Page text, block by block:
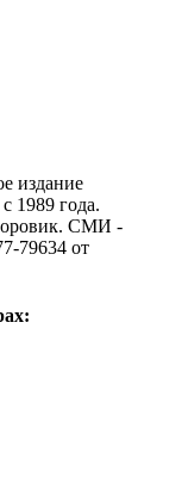
издание
1989 года.
CМИ -
79634 от